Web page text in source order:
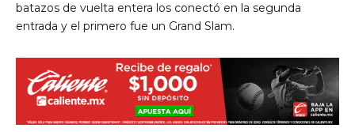
batazos de vuelta entera los conectó en la segunda
entrada y el primero fue un Grand Slam.